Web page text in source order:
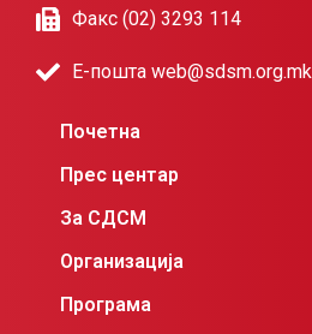
Факс (02) 3293 114
Е-пошта web@sdsm.org.mk
Почетна
Прес центар
За СДСМ
Организација
Програма